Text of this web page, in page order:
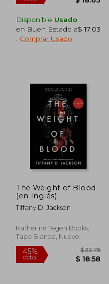
Disponible Usado
en Buen Estado a$ 17.03
Comprar Usado
The Weight of Blood
(en Inglés)
Tiffany D. Jackson
Katherine Tegen Books,
Tapa Blanda, Nuevo